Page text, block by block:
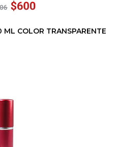
COLOR TRANSPARENTE